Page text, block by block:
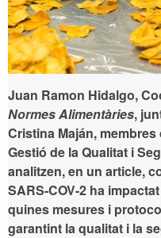
Juan Ramon Hidalgo,
Normes Alimentàries,
Cristina Maján,
Gestió de la Qualitat i
analitzen, en un article,
SARS-COV-2 ha
quines mesures i
garantint la qualitat i la